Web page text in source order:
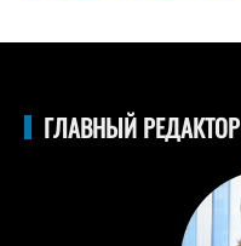
ГЛАВНЫЙ РЕДАКТОР